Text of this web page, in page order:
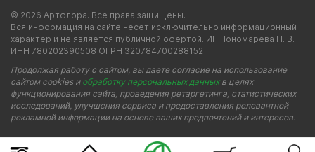
© 2026 Артфлора. Все права защищены.
Вся информация на сайте несет исключительно информационный
характер и не является публичной офертой. ИП Пономарева Н. В.
ИНН 780202390508 ОГРН 320784700288152
Продолжая работу с сайтом, вы даете согласие на использование
сайтом cookies и обработку персональных данныхв целях
функционирования сайта, проведения ретаргетинга, статистических
исследований, улучшения сервиса и предоставления релевантной
рекламной информации на основе ваших предпочтений и интересов.